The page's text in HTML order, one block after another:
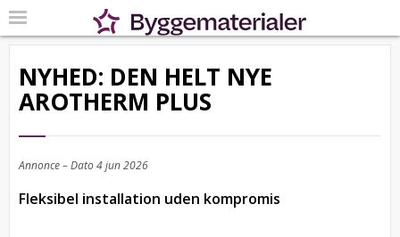
NYHED: DEN HELT NYE
AROTHERM PLUS
Annonce – Dato4 jun 2026
Fleksibel installation uden kompromis